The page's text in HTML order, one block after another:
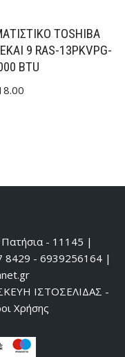
TOSHIBA
9 RAS-13PKVPG-
BTU
- 11145 |
8429 - 6939256164 |
ΙΣΤΟΣΕΛΙΔΑΣ -
Χρήσης